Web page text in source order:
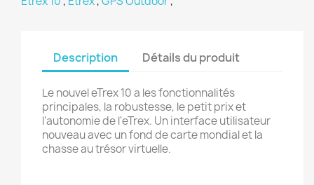
Description Détails du produit
Le nouvel eTrex 10 a les fonctionnalités
principales, la robustesse, le petit prix et
l'autonomie de l'eTrex. Un interface utilisateur
nouveau avec un fond de carte mondial et la
chasse au trésor virtuelle.